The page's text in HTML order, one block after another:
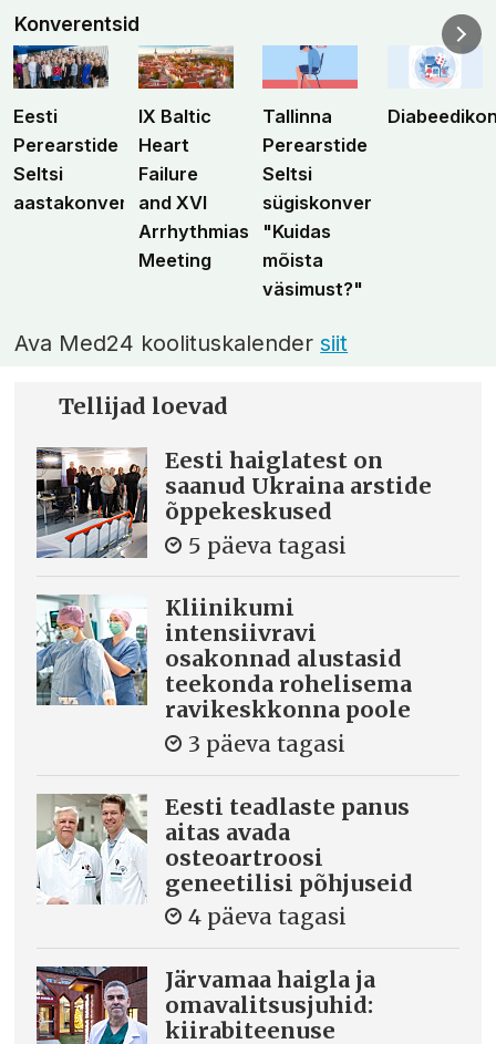
Konverentsid
Eesti
Perearstide
Seltsi
aastakonverents
IX Baltic
Heart
Failure
and XVI
Arrhythmias
Meeting
Tallinna
Perearstide
Seltsi
sügiskonverents
"Kuidas
mõista
väsimust?"
Ava Med24 koolituskalendersiit
Tellijad loevad
Eesti haiglatest on
saanud Ukraina arstide
õppekeskused
5 päeva tagasi
Kliinikumi
intensiivravi
osakonnad alustasid
teekonda rohelisema
ravikeskkonna poole
3 päeva tagasi
Eesti teadlaste panus
aitas avada
osteoartroosi
geneetilisi põhjuseid
4 päeva tagasi
Järvamaa haigla ja
omavalitsusjuhid:
kiirabiteenuse